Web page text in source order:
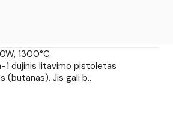
1300°C
1 dujinis litavimo pistoletas
(butanas). Jis gali b..